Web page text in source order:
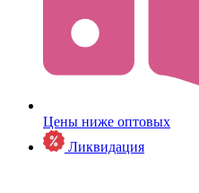
Цены ниже оптовых
Ликвидация